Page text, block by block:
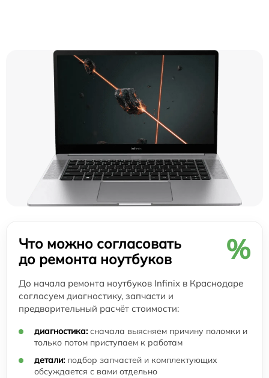
Что можно согласовать
до ремонта ноутбуков
%
До начала ремонта ноутбуков Infinix в Краснодаре
согласуем диагностику, запчасти и
предварительный расчёт стоимости:
диагностика: сначала выясняем причину поломки и
только потом приступаем к работам
детали: подбор запчастей и комплектующих
обсуждается с вами отдельно